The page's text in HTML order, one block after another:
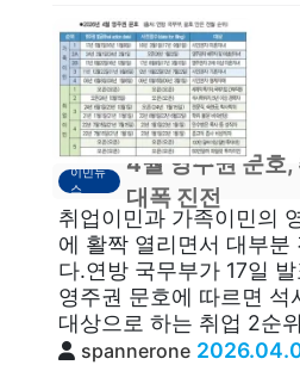
이민뉴
스
4월 영주권 문호,
대폭 진전
취업이민과 가족이민의
에 활짝 열리면서 대부
다.연방 국무부가 17일
영주권 문호에 따르면 석
대상으로 하는 취업 2순
spannerone